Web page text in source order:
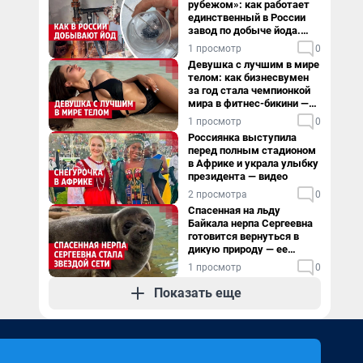
рубежом»: как работает
единственный в России
завод по добыче йода.
Видео
1 просмотр 0
Девушка с лучшим в мире
телом: как бизнесвумен
за год стала чемпионкой
мира в фитнес-бикини —
видео
1 просмотр 0
Россиянка выступила
перед полным стадионом
в Африке и украла улыбку
президента — видео
2 просмотра 0
Спасенная на льду
Байкала нерпа Сергеевна
готовится вернуться в
дикую природу — ее
видеоистория
1 просмотр 0
Показать еще